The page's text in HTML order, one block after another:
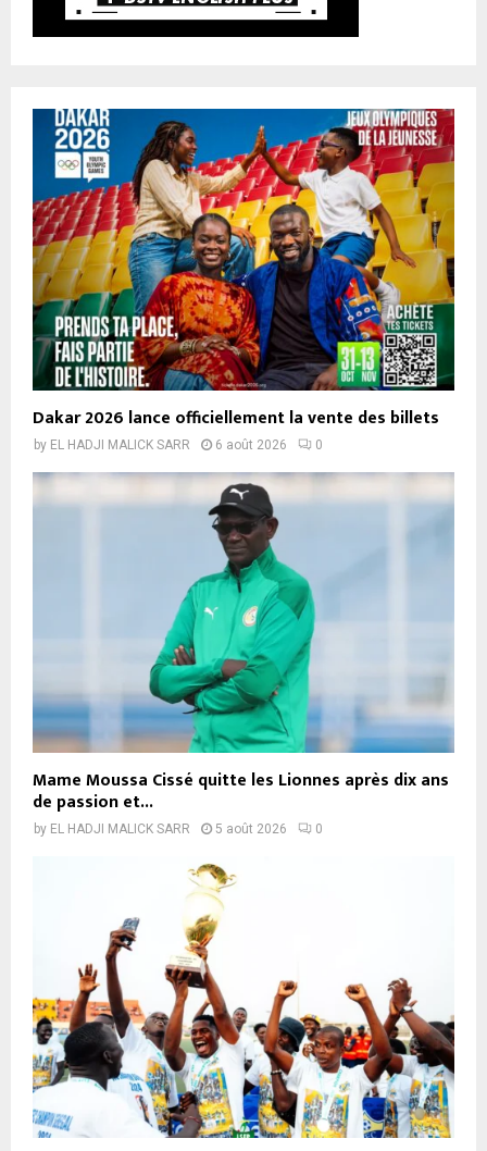
Dakar 2026 lance officiellement la vente des billets
by EL HADJI MALICK SARR 6 août 2026 0
Mame Moussa Cissé quitte les Lionnes après dix ans
de passion et...
by EL HADJI MALICK SARR 5 août 2026 0